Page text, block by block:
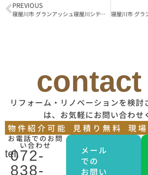
PREVIOUS
寝屋川市 グランアッシュ寝屋川シティマーク サウスリッジ リフォーム工事着工
contact
リフォーム・リノベーションを検討
は、お気軽にお問い合わせ
物件紹介可能
見積り無料 現
お電話でのお問
い合わせ
tel.
072-
838-
メール
での
お問い